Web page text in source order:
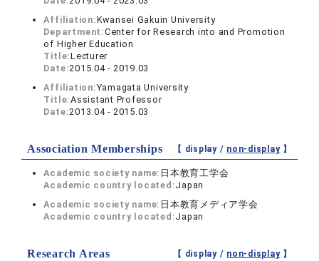
Affiliation:Kwansei Gakuin University
Department:Center for Research into and Promotion
of Higher Education
Title:Lecturer
Date:2015.04 - 2019.03
Affiliation:Yamagata University
Title:Assistant Professor
Date:2013.04 - 2015.03
Association Memberships 【 display / non-display】
Academic society name: 日本教育工学会
Academic country located:Japan
Academic society name: 日本教育メディア学会
Academic country located:Japan
Research Areas 【 display / non-display】